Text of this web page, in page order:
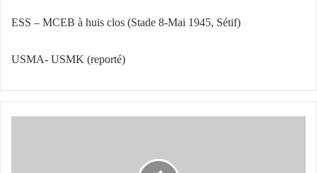
ESS – MCEB à huis clos (Stade 8-Mai 1945, Sétif)
USMA- USMK (reporté)